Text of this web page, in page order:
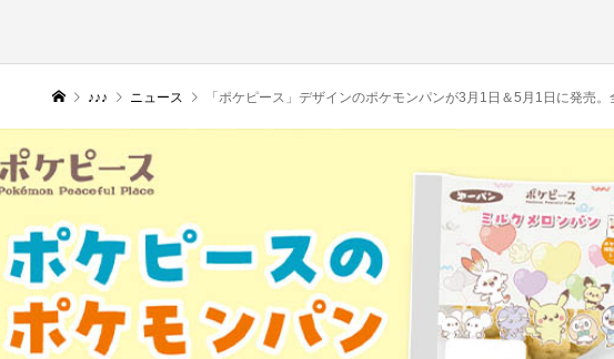
♪♪♪ ニュース 「ポケピース」デザインのポケモンパンが3月1日＆5月1日に発売